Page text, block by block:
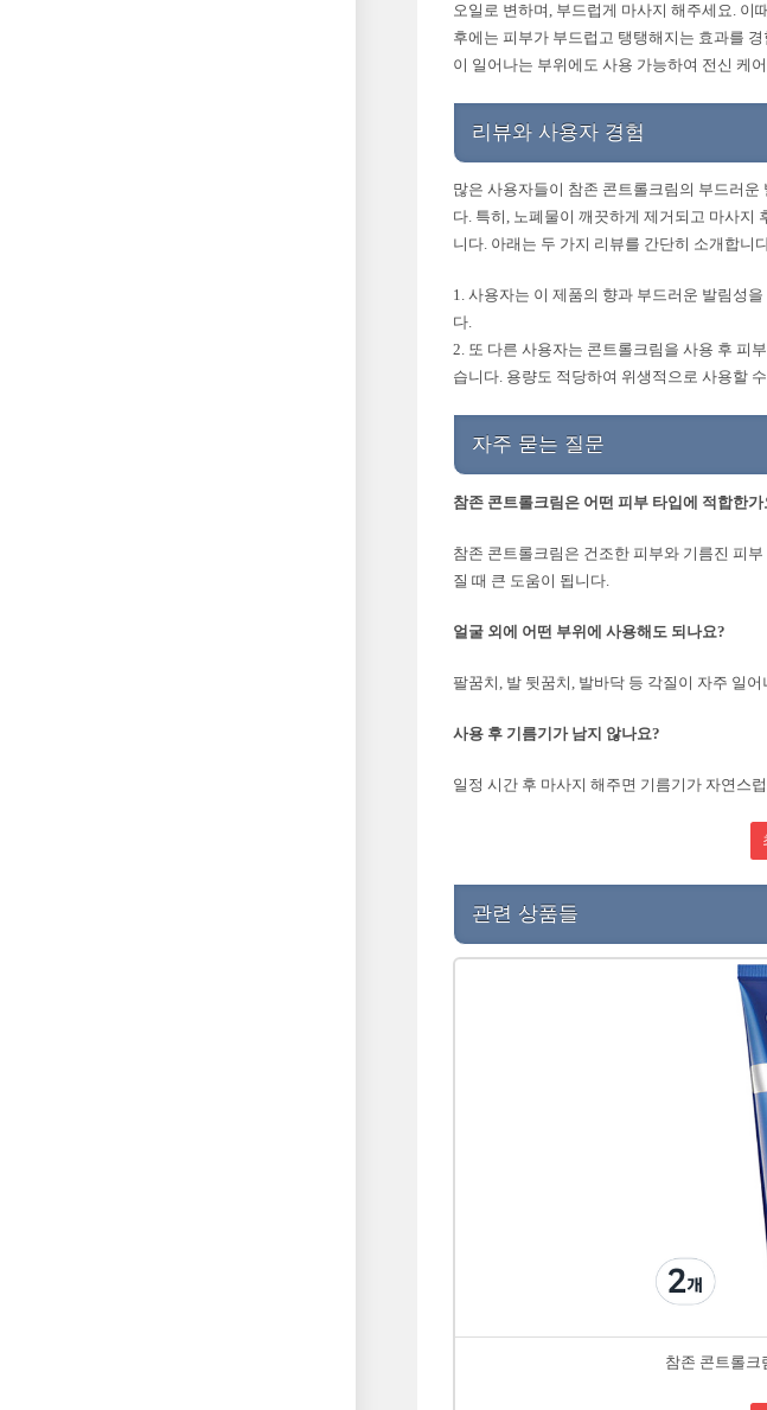
오일로 변하며, 부드럽게 마사지 해주세요. 이
후에는 피부가 부드럽고 탱탱해지는 효과를
이 일어나는 부위에도 사용 가능하여 전신 케
리뷰와 사용자 경험
많은 사용자들이 참존 콘트롤크림의 부드러
다. 특히, 노폐물이 깨끗하게 제거되고 마사지
니다. 아래는 두 가지 리뷰를 간단히 소개합니
1. 사용자는 이 제품의 향과 부드러운 발림성
다.
2. 또 다른 사용자는 콘트롤크림을 사용 후 피
습니다. 용량도 적당하여 위생적으로 사용할
자주 묻는 질문
참존 콘트롤크림은 어떤 피부 타입에 적합한가
참존 콘트롤크림은 건조한 피부와 기름진 피
질 때 큰 도움이 됩니다.
얼굴 외에 어떤 부위에 사용해도 되나요?
팔꿈치, 발 뒷꿈치, 발바닥 등 각질이 자주 일
사용 후 기름기가 남지 않나요?
일정 시간 후 마사지 해주면 기름기가 자연스
관련 상품들
참존 콘트롤크